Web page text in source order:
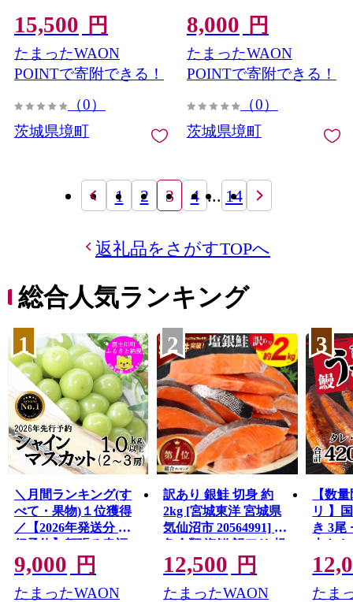
15,500 円
たまったWAON
POINTで寄附できる！
（0）
茨城県境町
8,000 円
たまったWAON
POINTで寄附できる！
（0）
茨城県境町
1 2 3 4 ... 14
返礼品をさがすTOPへ
総合人気ランキング
1
＼月間ランキング(す
べて・果物)１位獲得
／【2026年発送分 先
行予約】頬張る幸福
感 〜緑の宝石・ シ
ャインマスカット 〜
１ｋｇ以上（２〜３
9,000 円
たまったWAON
2
訳あり 銀鮭 切身 約
2kg [宮城東洋 宮城県
気仙沼市 20564991] 鮭
魚介類 海鮮 訳アリ 規
格外 不揃い さけ サケ
鮭切身 シャケ 切り身
冷凍 家庭用 おかず 弁
12,500 円
たまったWAON
3
【数
リ 】
き 3尾
大き
レ・
鰻 ふ
な重
たま